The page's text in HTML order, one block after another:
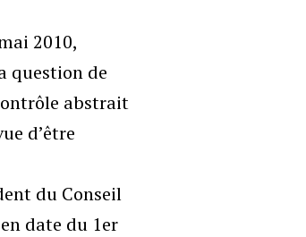
2010,
question de
abstrait
d’être
du Conseil
date du 1er